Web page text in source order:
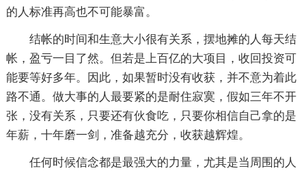
的人标准再高也不可能暴富。
结帐的时间和生意大小很有关系，摆地摊的人每天结
帐，盈亏一目了然。但若是上百亿的大项目，收回投资可
能要等好多年。因此，如果暂时没有收获，并不意为着此
路不通。做大事的人最要紧的是耐住寂寞，假如三年不开
张，没有关系，只要还有伙食吃，只要你相信自己拿的是
年薪，十年磨一剑，准备越充分，收获越辉煌。
任何时候信念都是最强大的力量，尤其是当周围的人